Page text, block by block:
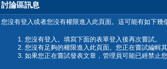
討論區訊息
您沒有登入或者您沒有權限進入此頁面。這可能有如下幾
您沒有登入。填寫下面的表單登入後再次嘗試。
您沒有足夠的權限進入此頁面。您正在嘗試編輯
如果您正在嘗試發表文章，管理員可能已經禁止